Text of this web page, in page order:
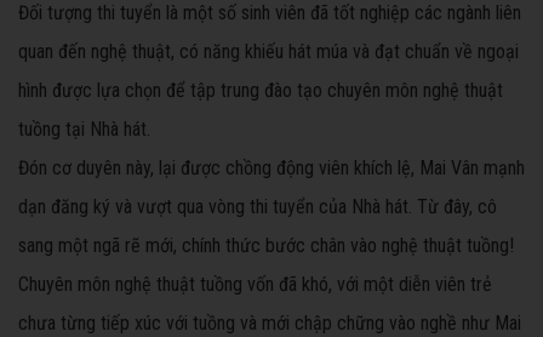
Đối tượng thi tuyển là một số sinh viên đã tốt nghiệp các ngành liên
quan đến nghệ thuật, có năng khiếu hát múa và đạt chuẩn về ngoại
hình được lựa chọn để tập trung đào tạo chuyên môn nghệ thuật
tuồng tại Nhà hát.
Đón cơ duyên này, lại được chồng động viên khích lệ, Mai Vân mạnh
dạn đăng ký và vượt qua vòng thi tuyển của Nhà hát. Từ đây, cô
sang một ngã rẽ mới, chính thức bước chân vào nghệ thuật tuồng!
Chuyên môn nghệ thuật tuồng vốn đã khó, với một diễn viên trẻ
chưa từng tiếp xúc với tuồng và mới chập chững vào nghề như Mai